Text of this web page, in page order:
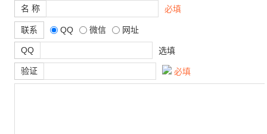
名 称 必填
联系 QQ 微信 网址
QQ 选填
验证 必填